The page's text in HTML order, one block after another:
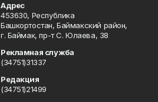
Адрес
453630, Республика
Башкортостан, Баймакский район,
г. Баймак, пр-т С. Юлаева, 38
Рекламная служба
(34751)31337
Редакция
(34751)21499